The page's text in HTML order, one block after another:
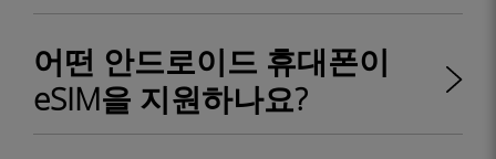
어떤 안드로이드 휴대폰이
eSIM을 지원하나요?